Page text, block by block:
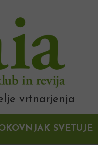
vrtnarjenja
SVETUJE